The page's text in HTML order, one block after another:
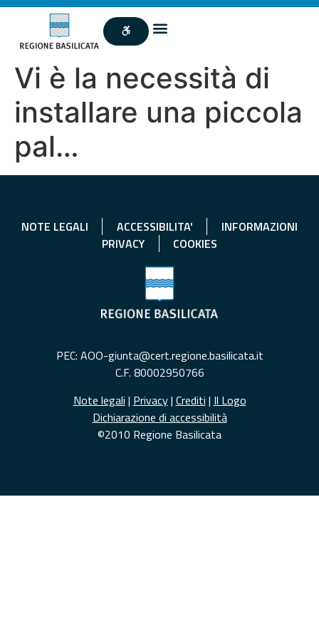
Vi è la necessità di
installare una piccola
pal…
NOTE LEGALI ACCESSIBILITA'
INFORMAZIONI
PRIVACY
COOKIES
PEC: AOO-giunta@cert.regione.basilicata.it
C.F. 80002950766
Note legali | Privacy| Crediti | Il Logo
Dichiarazione di accessibilità
©2010 Regione Basilicata